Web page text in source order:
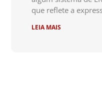
que reflete a
LEIA MAIS